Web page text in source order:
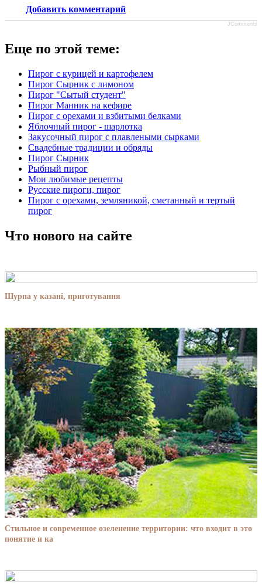
Добавить комментарий
JComments
Еще по этой теме:
Пирог с курицей и картофелем
Пирог Сырник с лимоном
Пирог "Сытый студент"
Пирог Манник на кефире
Пирог с орехами и взбитыми белками
Яблочный пирог - шарлотка
Закусочный пирог с плавлеными сырками
Свадебные традиции и обряды
Пирог Сырник
Рыбный пирог
Мои любимые рецепты
Русские пироги, пирог
Пирог с орехами, земляникой, cметанный и тертый
пирог
Что нового на сайте
Шурпа у казані, приготування
Стильное и современное озеленение территории: что входит в это
понятие и ка